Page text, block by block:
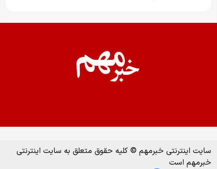
سایت اینترنتی خبرمهم © کلیه حقوق متعلق به سایت اینترنتی
خبرمهم است